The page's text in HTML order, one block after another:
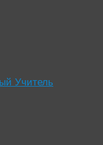
Учитель